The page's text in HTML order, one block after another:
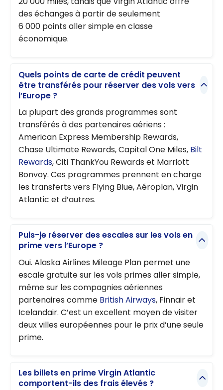
des échanges à partir de seulement
6 000 points aller simple en classe
économique.
Quels points de carte de crédit peuvent
être transférés pour réserver des vols vers
l’Europe ?
La plupart des grands programmes sont
transférés à des partenaires aériens :
American Express Membership Rewards,
Chase Ultimate Rewards, Capital One Miles, Bilt
Rewards, Citi ThankYou Rewards et Marriott
Bonvoy. Ces programmes prennent en charge
les transferts vers Flying Blue, Aéroplan, Virgin
Atlantic et d’autres.
Puis-je réserver des escales sur les vols en
prime vers l’Europe ?
Oui. Alaska Airlines Mileage Plan permet une
escale gratuite sur les vols primes aller simple,
même sur les compagnies aériennes
partenaires comme British Airways, Finnair et
Icelandair. C’est un excellent moyen de visiter
deux villes européennes pour le prix d’une seule
prime.
Les billets en prime Virgin Atlantic
comportent-ils des frais élevés ?